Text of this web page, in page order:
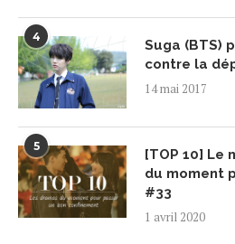
4
Suga (BTS)
contre la
14 mai 2017
5
[TOP 10] Le
du moment
#33
1 avril 2020